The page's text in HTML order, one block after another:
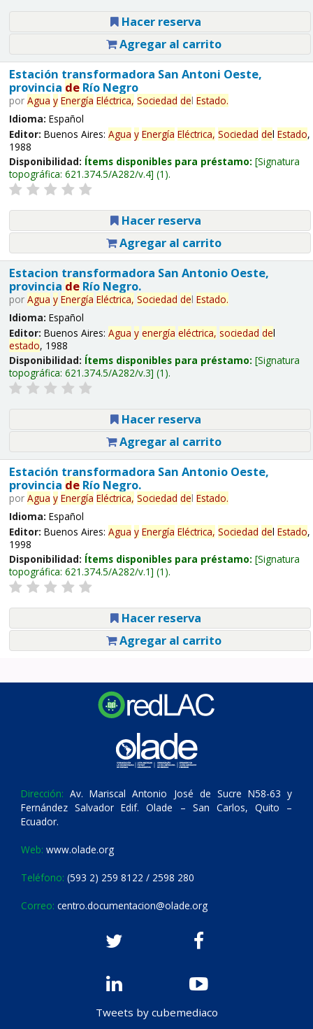
Hacer reserva
Agregar al carrito
Estación transformadora San Antoni Oeste,
provincia deRío Negro
por Agua y Energía Eléctrica, Sociedad del Estado.
Idioma: Español
Editor: Buenos Aires: Agua y Energía Eléctrica, Sociedad del Estado,
1988
Disponibilidad: Ítems disponibles para préstamo: Signatura
topográfica: 621.374.5/A282/v.4 (1).
Hacer reserva
Agregar al carrito
Estacion transformadora San Antonio Oeste,
provincia deRío Negro.
por Agua y Energía Eléctrica, Sociedad del Estado.
Idioma: Español
Editor: Buenos Aires: Agua y energía eléctrica, sociedad del
estado, 1988
Disponibilidad: Ítems disponibles para préstamo: Signatura
topográfica: 621.374.5/A282/v.3 (1).
Hacer reserva
Agregar al carrito
Estación transformadora San Antonio Oeste,
provincia deRío Negro.
por Agua y Energía Eléctrica, Sociedad del Estado.
Idioma: Español
Editor: Buenos Aires: Agua y Energía Eléctrica, Sociedad del Estado,
1998
Disponibilidad: Ítems disponibles para préstamo: Signatura
topográfica: 621.374.5/A282/v.1 (1).
Hacer reserva
Agregar al carrito
Dirección: Av. Mariscal Antonio José de Sucre N58-63 y
Fernández Salvador Edif. Olade – San Carlos, Quito –
Ecuador.
Web: www.olade.org
Teléfono: (593 2) 259 8122 / 2598 280
Correo: centro.documentacion@olade.org
Tweets by cubemediaco